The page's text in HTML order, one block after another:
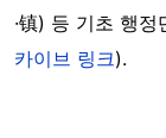
·镇) 등 기초 행
카이브 링크).